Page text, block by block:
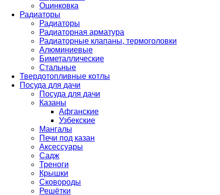
Оцинковка
Радиаторы
Радиаторы
Радиаторная арматура
Радиаторные клапаны, термоголовки
Алюминиевые
Биметаллические
Стальные
Твердотопливные котлы
Посуда для дачи
Посуда для дачи
Казаны
Афганские
Узбекские
Мангалы
Печи под казан
Аксессуары
Садж
Треноги
Крышки
Сковороды
Решётки